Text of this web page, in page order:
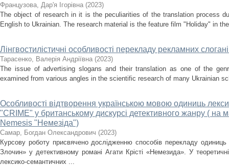
Французова, Дар'я Ігорівна (2023)
The object of research in it is the peculiarities of the translation process
English to Ukrainian. The research material is the feature film "Holiday" in
Лінгвостилістичні особливості перекладу рекламних
Тарасенко, Валерія Андріївна (2023)
The issue of advertising slogans and their translation as one of the
examined from various angles in the scientific research of many Ukrainian
Особливості відтворення українською мовою одиниць
"CRIME" у британському дискурсі детективного жанру ( на
Nemesis "Немезіда")
Самар, Богдан Олександрович (2023)
Курсову роботу присвячено дослідженню способів перекладу
Злочин» у детективному романі Агати Крісті «Немезида». У
лексико-семантичних ...